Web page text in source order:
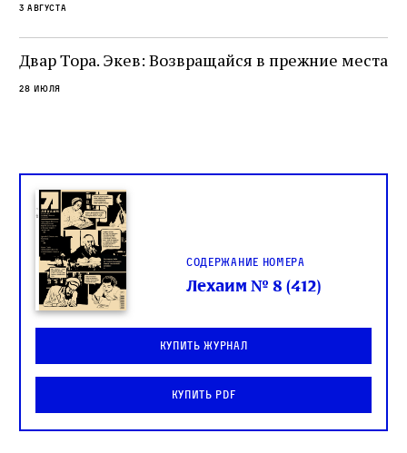
одно решение которого вызвало возмущение
целой общины и стало частью многовекового
спора о том, кому принадлежит последнее
слово в переводе Библии
3 августа
Двар Тора. Экев: Возвращайся в прежние места
28 июля
Содержание номера
Лехаим № 8 (412)
Купить журнал
Купить PDF